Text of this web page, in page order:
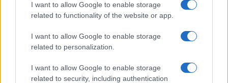
I want to allow Google to enable storage
related to functionality of the website or app.
I want to allow Google to enable storage
related to personalization.
I want to allow Google to enable storage
related to security, including authentication
Martina Agostina Diturco
I nostri cari